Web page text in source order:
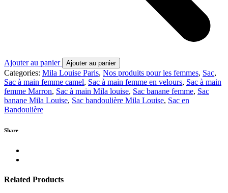
Ajouter au panier Ajouter au panier
Categories: Mila Louise Paris, Nos produits pour les femmes, Sac,
Sac à main femme camel, Sac à main femme en velours, Sac à main
femme Marron, Sac à main Mila louise, Sac banane femme, Sac
banane Mila Louise, Sac bandoulière Mila Louise, Sac en
Bandoulière
Share
Related Products